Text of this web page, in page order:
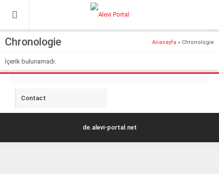
Anasayfa » Chronologie
Chronologie
İçerik bulunamadı.
Contact
de.alevi-portal.net